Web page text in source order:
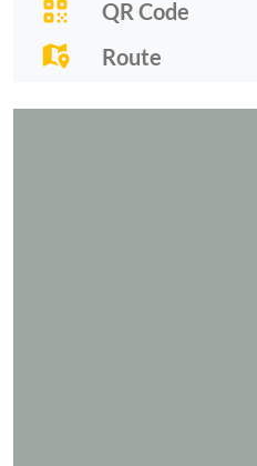
QR Code
Route